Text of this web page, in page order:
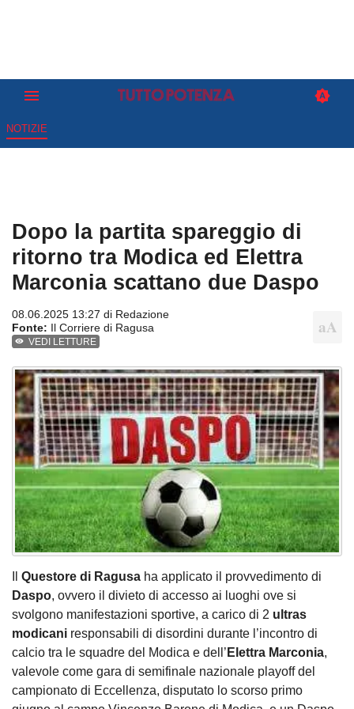
NOTIZIE
Dopo la partita spareggio di
ritorno tra Modica ed Elettra
Marconia scattano due Daspo
08.06.2025 13:27 di Redazione
Fonte: Il Corriere di Ragusa
VEDI LETTURE
Questore di Ragusa ha applicato il provvedimento di
Daspo, ovvero il divieto di accesso ai luoghi ove si
svolgono manifestazioni sportive, a carico di 2 ultras
modicani responsabili di disordini durante l’incontro di
calcio tra le squadre del Modica e dell’ Elettra Marconia,
valevole come gara di semifinale nazionale playoff del
campionato di Eccellenza, disputato lo scorso primo